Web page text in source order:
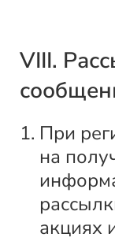
VIII.
При
на
акциях